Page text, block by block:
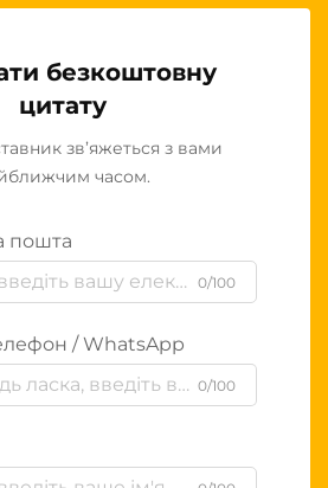
безкоштовну
цитату
зв’яжеться з вами
часом.
пошта
0/100
/ WhatsApp
0/100